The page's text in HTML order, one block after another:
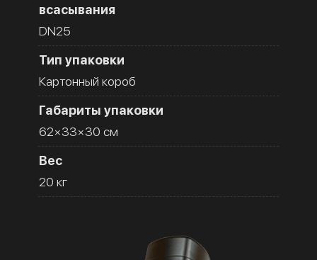
всасывания
DN25
Тип упаковки
Картонный короб
Габариты упаковки
62×33×30 см
Вес
20 кг